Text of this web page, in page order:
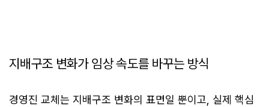
지배구조 변화가 임상 속도를 바꾸는 방식
경영진 교체는 지배구조 변화의 표면일 뿐이고, 실제 핵심